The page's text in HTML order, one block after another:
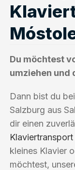
Du möchtest
umziehen und
Dann bist du
Salzburg aus
dir einen
Klaviertransport
kleines Klavier
möchtest,